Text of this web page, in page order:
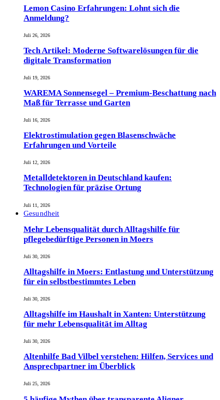
Lemon Casino Erfahrungen: Lohnt sich die
Anmeldung?
Juli 26, 2026
Tech Artikel: Moderne Softwarelösungen für die
digitale Transformation
Juli 19, 2026
WAREMA Sonnensegel – Premium-Beschattung nach
Maß für Terrasse und Garten
Juli 16, 2026
Elektrostimulation gegen Blasenschwäche
Erfahrungen und Vorteile
Juli 12, 2026
Metalldetektoren in Deutschland kaufen:
Technologien für präzise Ortung
Juli 11, 2026
Gesundheit
Mehr Lebensqualität durch Alltagshilfe für
pflegebedürftige Personen in Moers
Juli 30, 2026
Alltagshilfe in Moers: Entlastung und Unterstützung
für ein selbstbestimmtes Leben
Juli 30, 2026
Alltagshilfe im Haushalt in Xanten: Unterstützung
für mehr Lebensqualität im Alltag
Juli 30, 2026
Altenhilfe Bad Vilbel verstehen: Hilfen, Services und
Ansprechpartner im Überblick
Juli 25, 2026